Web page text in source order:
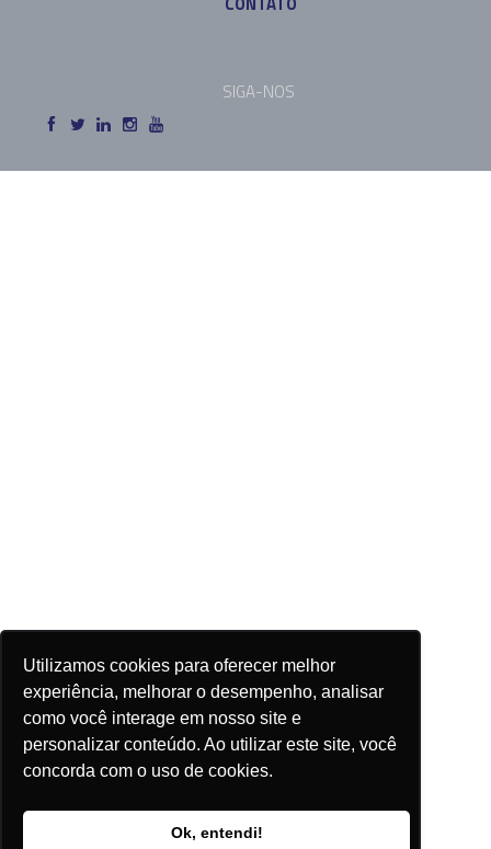
Utilizamos cookies para oferecer melhor
experiência, melhorar o desempenho, analisar
como você interage em nosso site e
personalizar conteúdo. Ao utilizar este site, você
concorda com o uso de cookies.
Ok, entendi!
SIGA-NOS